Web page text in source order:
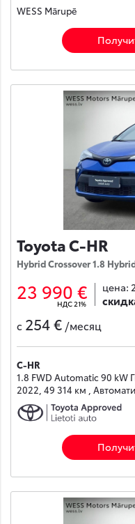
WESS Mārupē
Toyota C-HR
Hybrid Crossover 1.8
23 990 €
НДС 21%
цена:
с 254 € /месяц
C-HR
1.8 FWD Automatic 90 kW
2022, 49 314 км ,